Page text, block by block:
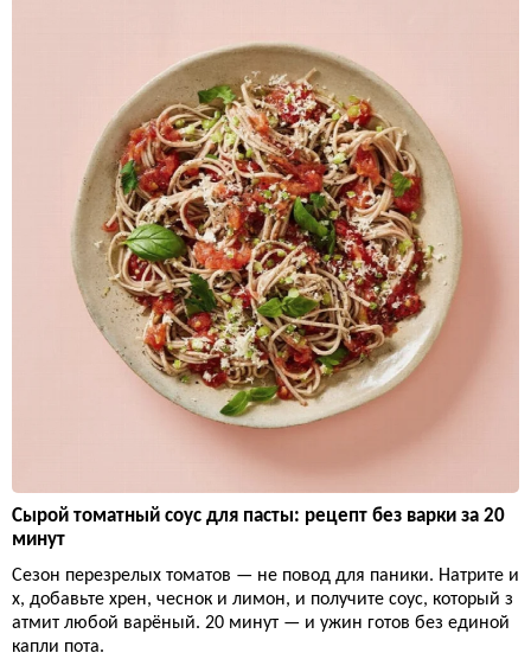
Сырой томатный соус для пасты: рецепт без варки за 20
минут
Сезон перезрелых томатов — не повод для паники. Натрите и
х, добавьте хрен, чеснок и лимон, и получите соус, который з
атмит любой варёный. 20 минут — и ужин готов без единой
капли пота.